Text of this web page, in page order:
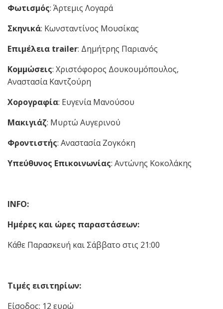
Φωτισμός: Άρτεμις Λογαρά
Σκηνικά: Κωνσταντίνος Μουσίκας
Επιμέλεια trailer: Δημήτρης Παριανός
Κομμώσεις: Χριστόφορος Δουκουμόπουλος,
Αναστασία Καντζούρη
Χορογραφία: Ευγενία Μανούσου
Μακιγιάζ: Μυρτώ Αυγερινού
Φροντιστής: Αναστασία Ζογκόκη
Υπεύθυνος Επικοινωνίας: Αντώνης Κοκολάκης
INFO:
Ημέρες και ώρες παραστάσεων:
Κάθε Παρασκευή και Σάββατο στις 21:00
Τιμές εισιτηρίων:
Είσοδος: 12 ευρώ